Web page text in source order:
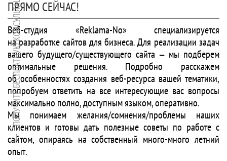
ПРЯМО СЕЙЧАС!
Веб-студия «Reklama-No» специализируется
на разработке сайтов для бизнеса. Для реализации задач
вашего будущего/существующего сайта — мы подберем
оптимальные решения. Подробно расскажем
об особенностях создания веб-ресурса вашей тематики,
попробуем ответить на все интересующие вас вопросы
максимально полно, доступным языком, оперативно.
Мы понимаем желания/сомнения/проблемы наших
клиентов и готовы дать полезные советы по работе с
сайтом, опираясь на собственный много-много летний
опыт.
ПОЛУЧИТЕ БЕСПЛАТНУЮ КОНСУЛЬТАЦИЮ